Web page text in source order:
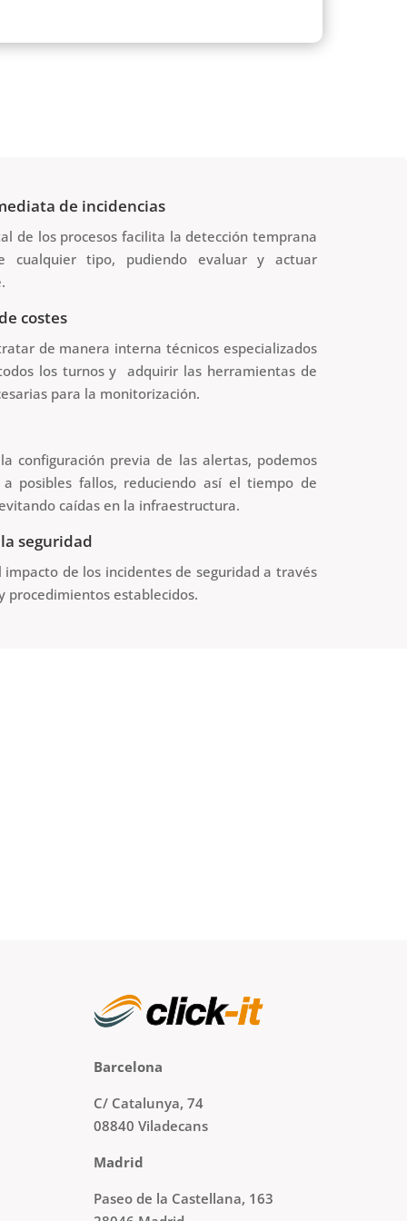
de incidencias
de los procesos facilita la detección temprana
cualquier tipo, pudiendo evaluar y actuar
costes
de manera interna técnicos especializados
los turnos y adquirir las herramientas de
para la monitorización.
configuración previa de las alertas, podemos
a posibles fallos, reduciendo así el tiempo de
caídas en la infraestructura.
seguridad
de los incidentes de seguridad a través
procedimientos establecidos.
Barcelona
C/ Catalunya, 74
08840 Viladecans
Madrid
Paseo de la Castellana, 163